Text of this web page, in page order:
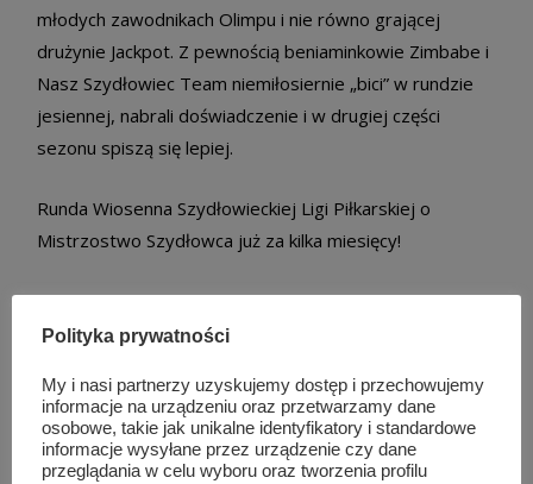
młodych zawodnikach Olimpu i nie równo grającej
drużynie Jackpot. Z pewnością beniaminkowie Zimbabe i
Nasz Szydłowiec Team niemiłosiernie „bici” w rundzie
jesiennej, nabrali doświadczenie i w drugiej części
sezonu spiszą się lepiej.
Runda Wiosenna Szydłowieckiej Ligi Piłkarskiej o
Mistrzostwo Szydłowca już za kilka miesięcy!
Polityka prywatności
My i nasi partnerzy uzyskujemy dostęp i przechowujemy
informacje na urządzeniu oraz przetwarzamy dane
osobowe, takie jak unikalne identyfikatory i standardowe
informacje wysyłane przez urządzenie czy dane
przeglądania w celu wyboru oraz tworzenia profilu